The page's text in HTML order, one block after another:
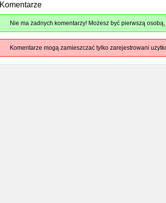
Komentarze
Nie ma żadnych komentarzy! Możesz być pierwszą
Komentarze mogą zamieszczać tylko zarejestrowani